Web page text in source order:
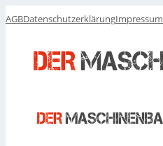
AGBDatenschutzerklärungImpressum